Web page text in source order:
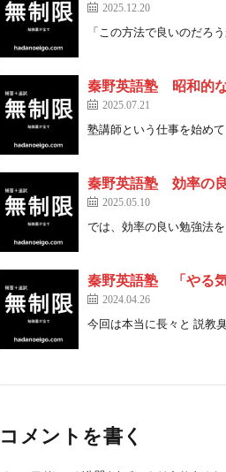
2025.12.20
「この方法で良いのだろ
秦野英語塾 昭和的
2025.07.21
塾講師という仕事を始め
秦野英語塾 効率の
2025.05.10
では、効率の良い勉強法
秦野英語塾 「やる
2024.04.26
今回は本当に長々と 説教
コメントを書く